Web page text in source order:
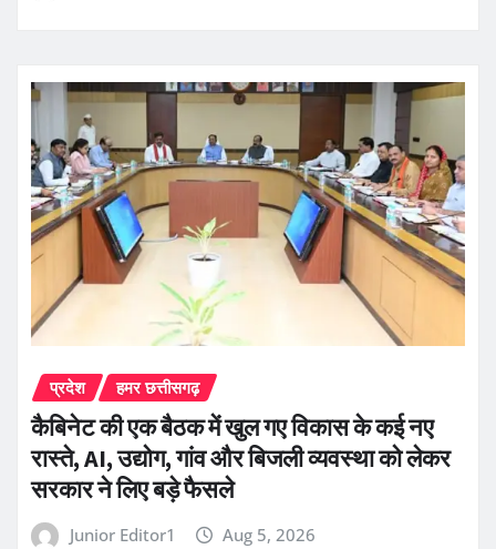
प्रदेश हमर छत्तीसगढ़
कैबिनेट की एक बैठक में खुल गए विकास के कई नए
रास्ते, AI, उद्योग, गांव और बिजली व्यवस्था को लेकर
सरकार ने लिए बड़े फैसले
Junior Editor1 Aug 5, 2026